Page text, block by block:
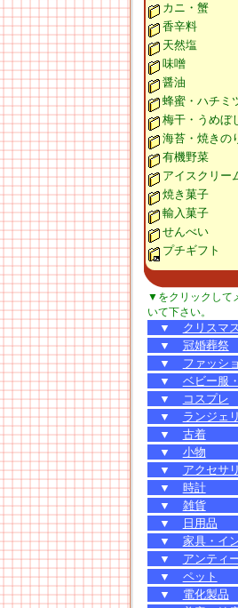
カニ・蟹
香辛料
天然塩
味噌
醤油
蜂蜜・ハチミ
梅干・うめぼ
海苔・焼きの
有機野菜
アイスクリー
焼き菓子
輸入菓子
せんべい
プチギフト
▼をクリックして
いて下さい。
▼
クリスマ
▼
冠婚葬祭
▼
ファッシ
▼
ベビー服
▼
コスプレ
▼
ランジェ
▼
古着
▼
小物
▼
アクセサ
▼
時計
▼
雑貨
▼
日用品
▼
家具・イ
▼
アンティ
▼
ペット
▼
電化製品